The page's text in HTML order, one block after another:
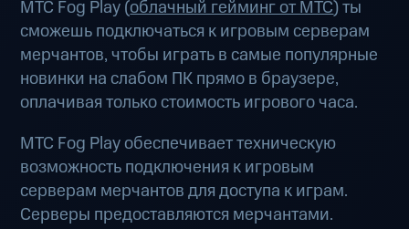
МТС Fog Play (облачный гейминг от МТС) ты
сможешь подключаться к игровым серверам
мерчантов, чтобы играть в самые популярные
новинки на слабом ПК прямо в браузере,
оплачивая только стоимость игрового часа.
МТС Fog Play обеспечивает техническую
возможность подключения к игровым
серверам мерчантов для доступа к играм.
Серверы предоставляются мерчантами.